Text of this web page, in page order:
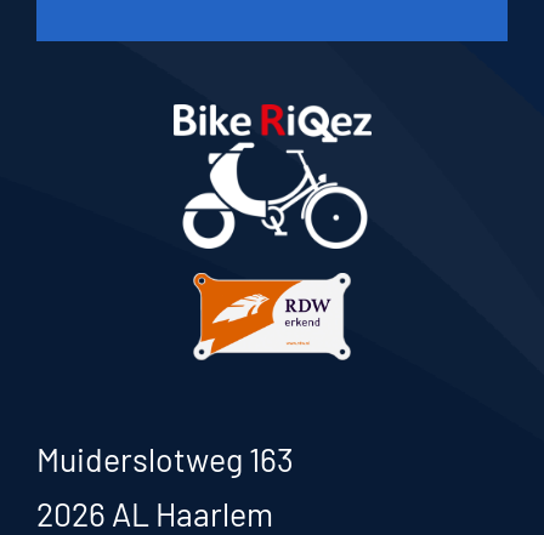
Muiderslotweg 163
2026 AL Haarlem